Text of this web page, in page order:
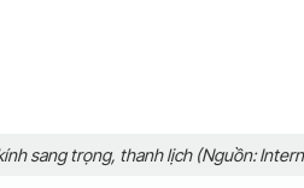
sang trọng, thanh lịch (Nguồn: